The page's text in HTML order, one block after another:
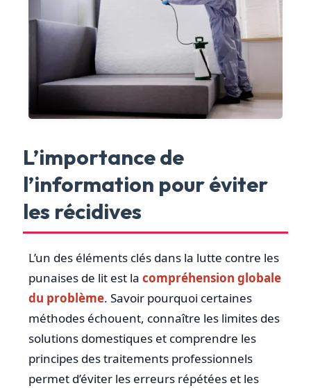
L’importance de
l’information pour éviter
les récidives
L’un des éléments clés dans la lutte contre les
punaises de lit est la compréhension globale
du problème. Savoir pourquoi certaines
méthodes échouent, connaître les limites des
solutions domestiques et comprendre les
principes des traitements professionnels
permet d’éviter les erreurs répétées et les